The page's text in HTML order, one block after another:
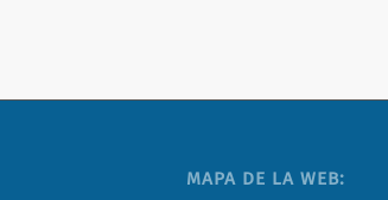
MAPA DE LA WEB: